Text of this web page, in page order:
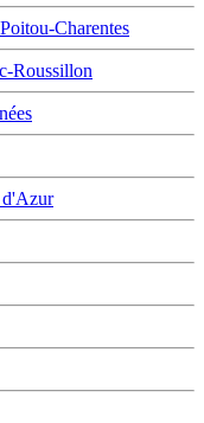
Charentes
Roussillon
d'Azur